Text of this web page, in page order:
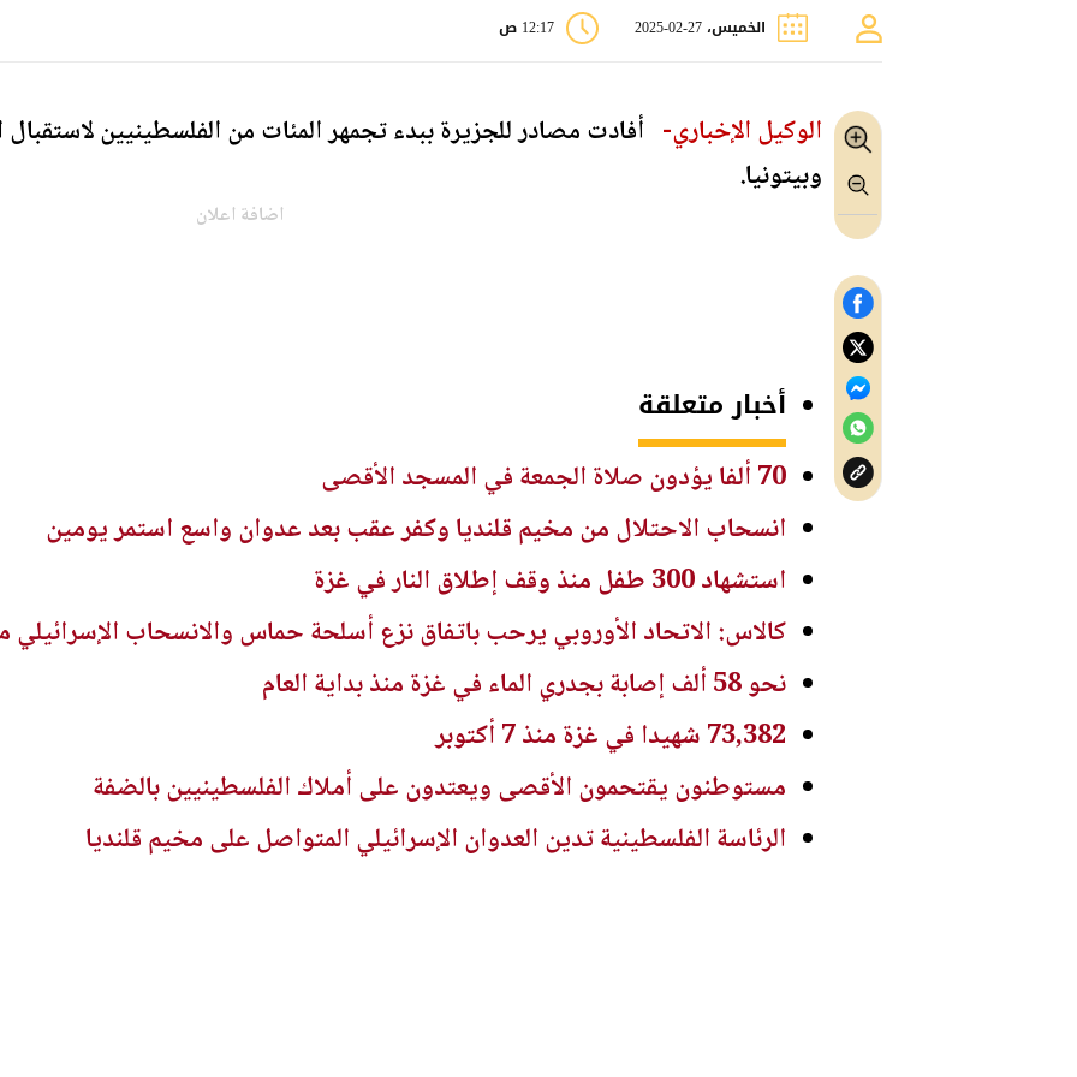
الخميس، 27-02-2025 12:17 ص
الوكيل الإخباري- أفادت مصادر للجزيرة ببدء تجمهر المئات من الفلسطينيين لاستقبال
وبيتونيا.
اضافة اعلان
أخبار متعلقة
70 ألفا يؤدون صلاة الجمعة في المسجد الأقصى
انسحاب الاحتلال من مخيم قلنديا وكفر عقب بعد عدوان واسع استمر يومين
استشهاد 300 طفل منذ وقف إطلاق النار في غزة
كالاس: الاتحاد الأوروبي يرحب باتفاق نزع أسلحة حماس والانسحاب الإسرائيلي
نحو 58 ألف إصابة بجدري الماء في غزة منذ بداية العام
73,382 شهيدا في غزة منذ 7 أكتوبر
مستوطنون يقتحمون الأقصى ويعتدون على أملاك الفلسطينيين بالضفة
الرئاسة الفلسطينية تدين العدوان الإسرائيلي المتواصل على مخيم قلنديا